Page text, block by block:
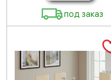
под заказ